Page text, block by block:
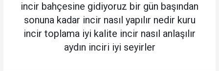
incir bahçesine gidiyoruz bir gün başından
sonuna kadar incir nasıl yapılır nedir kuru
incir toplama iyi kalite incir nasıl anlaşılır
aydın inciri iyi seyirler